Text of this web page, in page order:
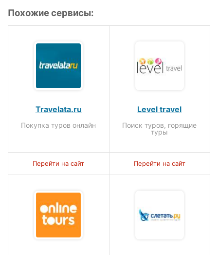
Похожие сервисы:
Travelata.ru
Покупка туров онлайн
Перейти на сайт
Level travel
Поиск туров, горящие
туры
Перейти на сайт